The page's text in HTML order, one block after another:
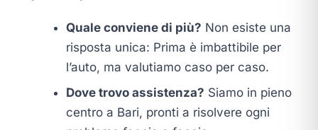
Quale conviene di più? Non esiste una
risposta unica: Prima è imbattibile per
l’auto, ma valutiamo caso per caso.
Dove trovo assistenza? Siamo in pieno
centro a Bari, pronti a risolvere ogni